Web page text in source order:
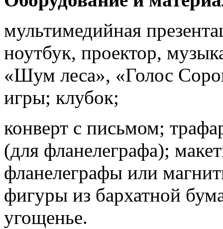
мультимедийная
ноутбук, проектор,
«Шум леса», «Голос
игры; клубок;
конверт с письмом;
(для фланелеграфа);
фланелеграфы или
фигуры из бархатной
угощенье.